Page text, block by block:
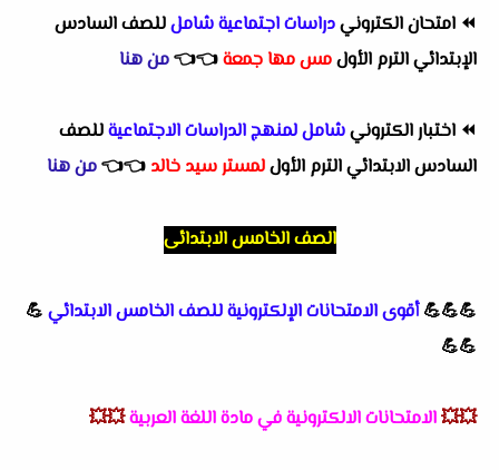
⏪ امتحان الكترونيدراسات اجتماعية شاملللصف السادس
الإبتدائي الترم الأولمس مها جمعة👈
👈من هنا
⏪ اختبار الكترونيشامل لمنهج الدراسات الاجتماعيةللصف
السادس الابتدائي الترم الأوللمستر سيد خالد 👈
👈من هنا
الصف الخامس الابتدائى
💪💪💪أقوى الامتحانات الإلكترونية للصف الخامس الابتدائي 💪
💪💪
💥💥الامتحانات الالكترونية في مادة اللغة العربية💥💥